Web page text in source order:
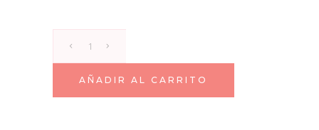
Travel
Kit
AÑADIR AL CARRITO